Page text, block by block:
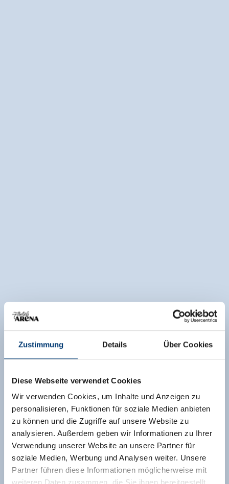
Zustimmung Details Über Cookies
Diese Webseite verwendet Cookies
Wir verwenden Cookies, um Inhalte und Anzeigen zu
personalisieren, Funktionen für soziale Medien anbieten
zu können und die Zugriffe auf unsere Website zu
analysieren. Außerdem geben wir Informationen zu Ihrer
Verwendung unserer Website an unsere Partner für
soziale Medien, Werbung und Analysen weiter. Unsere
Partner führen diese Informationen möglicherweise mit